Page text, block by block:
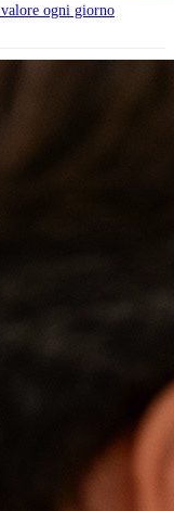
ogni giorno